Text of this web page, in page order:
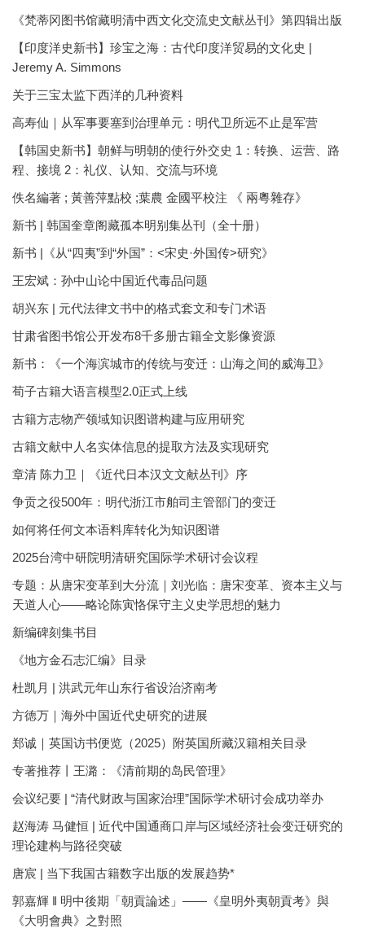
《梵蒂冈图书馆藏明清中西文化交流史文献丛刊》第四辑出版
【印度洋史新书】珍宝之海：古代印度洋贸易的文化史 |
Jeremy A. Simmons
关于三宝太监下西洋的几种资料
高寿仙｜从军事要塞到治理单元：明代卫所远不止是军营
【韩国史新书】朝鲜与明朝的使行外交史 1：转换、运营、路
程、接境 2：礼仪、认知、交流与环境
佚名編著 ; 黃善萍點校 ;葉農 金國平校注 《 兩粵雜存》
新书 | 韩国奎章阁藏孤本明别集丛刊（全十册）
新书 |《从“四夷”到“外国”：<宋史·外国传>研究》
王宏斌：孙中山论中国近代毒品问题
胡兴东 | 元代法律文书中的格式套文和专门术语
甘肃省图书馆公开发布8千多册古籍全文影像资源
新书：《一个海滨城市的传统与变迁：山海之间的威海卫》
荀子古籍大语言模型2.0正式上线
古籍方志物产领域知识图谱构建与应用研究
古籍文献中人名实体信息的提取方法及实现研究
章清 陈力卫｜《近代日本汉文文献丛刊》序
争贡之役500年：明代浙江市舶司主管部门的变迁
如何将任何文本语料库转化为知识图谱
2025台湾中研院明清研究国际学术研讨会议程
专题：从唐宋变革到大分流｜刘光临：唐宋变革、资本主义与
天道人心——略论陈寅恪保守主义史学思想的魅力
新编碑刻集书目
《地方金石志汇编》目录
杜凯月 | 洪武元年山东行省设治济南考
方徳万｜海外中国近代史研究的进展
郑诚｜英国访书便览（2025）附英国所藏汉籍相关目录
专著推荐丨王潞：《清前期的岛民管理》
会议纪要 | “清代财政与国家治理”国际学术研讨会成功举办
赵海涛 马健恒 | 近代中国通商口岸与区域经济社会变迁研究的
理论建构与路径突破
唐宸 | 当下我国古籍数字出版的发展趋势*
郭嘉輝 ‖ 明中後期「朝貢論述」——《皇明外夷朝貢考》與
《大明會典》之對照